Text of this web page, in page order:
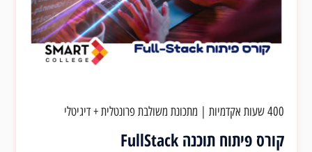
400 שעות אקדמיות | מתכונת משולבת פרונטלית + דיגיטלי
קורס פיתוח תוכנה FullStack